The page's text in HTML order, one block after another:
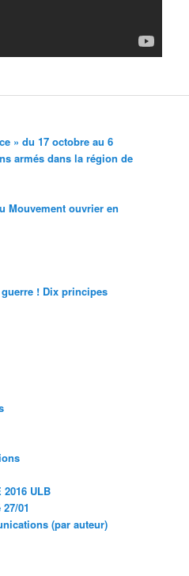
» du 17 octobre au 6
armés dans la région de
Mouvement ouvrier en
! Dix principes
ULB
01
(par auteur)